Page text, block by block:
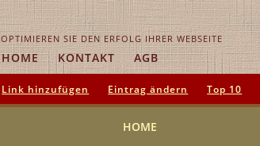
OPTIMIEREN SIE DEN ERFOLG IHRER WEBSEITE
HOME KONTAKT AGB
Link hinzufügen Eintrag ändern Top 10
HOME